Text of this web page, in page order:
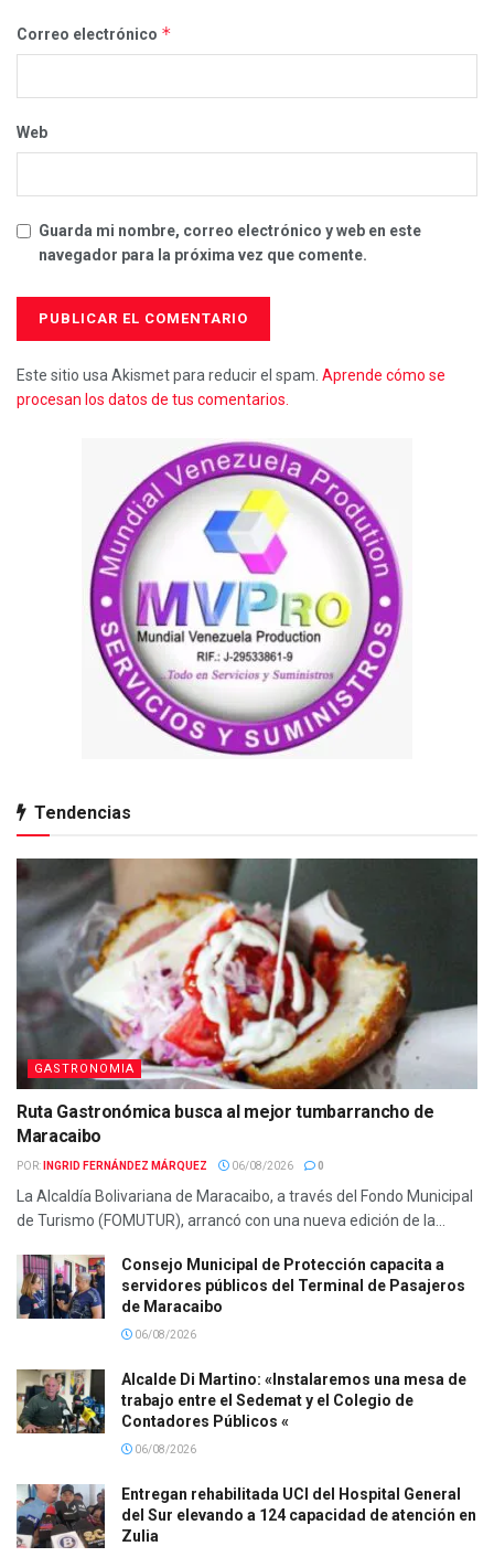
Correo electrónico *
Web
Guarda mi nombre, correo electrónico y web en este
navegador para la próxima vez que comente.
Este sitio usa Akismet para reducir el spam. Aprende cómo se
procesan los datos de tus comentarios.
Tendencias
GASTRONOMIA
Ruta Gastronómica busca al mejor tumbarrancho de
Maracaibo
POR: INGRID FERNÁNDEZ MÁRQUEZ 06/08/2026 0
La Alcaldía Bolivariana de Maracaibo, a través del Fondo Municipal
de Turismo (FOMUTUR), arrancó con una nueva edición de la...
Consejo Municipal de Protección capacita a
servidores públicos del Terminal de Pasajeros
de Maracaibo
06/08/2026
Alcalde Di Martino: «Instalaremos una mesa de
trabajo entre el Sedemat y el Colegio de
Contadores Públicos «
06/08/2026
Entregan rehabilitada UCI del Hospital General
del Sur elevando a 124 capacidad de atención en
Zulia